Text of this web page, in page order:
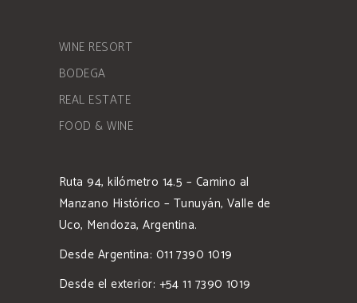
WINE RESORT
BODEGA
REAL ESTATE
FOOD & WINE
Ruta 94, kilómetro 14.5 – Camino al
Manzano Histórico – Tunuyán, Valle de
Uco, Mendoza, Argentina.
Desde Argentina: 011 7390 1019
Desde el exterior: +54 11 7390 1019